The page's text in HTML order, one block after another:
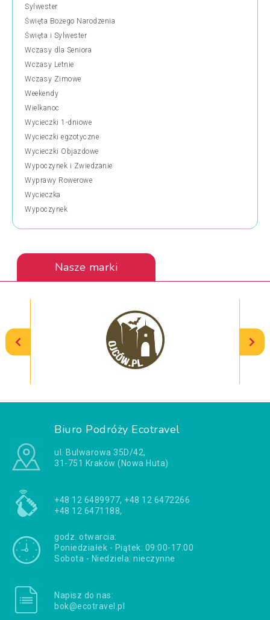
Sylwester
Święta Bożego Narodzenia
Święta i Sylwester
Wczasy dla Seniora
Wczasy Letnie
Wczasy Zimowe
Weekendy
Wielkanoc
Wycieczki 1-dniowe
Wycieczki egzotyczne
Wycieczki Objazdowe
Wypoczynek i Zwiedzanie
Wyprawy Rowerowe
Wycieczka
Wypoczynek
Nasze marki
Biuro Podróży Ecotravel
ul. Bulwarowa 35D/42,
31-751 Kraków (Nowa Huta)
+48 12 6489977, +48 12 6472266
+48 12 6471188,
godz. otwarcia:
Poniedziałek - Piątek: 09:00-17:00
Sobota - Niedziela: nieczynne
Napisz do nas:
bok@ecotravel.pl